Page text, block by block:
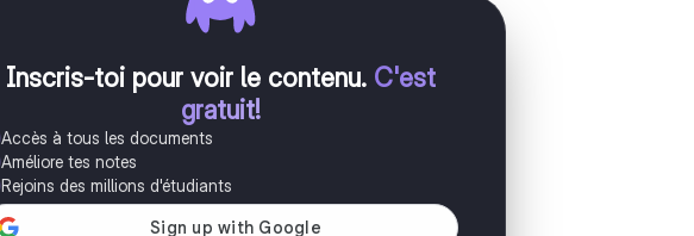
Inscris-toi pour voir le contenu. C'est
gratuit!
Accès à tous les documents
Améliore tes notes
Rejoins des millions d'étudiants